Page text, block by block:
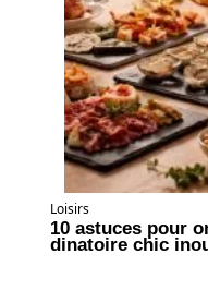
Loisirs
10 astuces pour
dinatoire chic